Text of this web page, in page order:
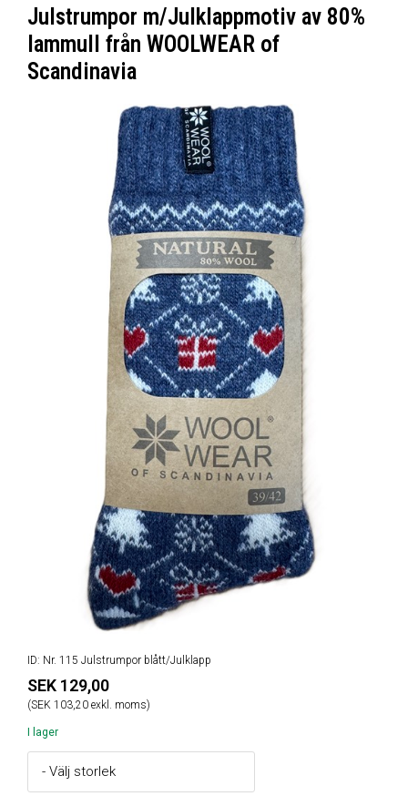
Julstrumpor m/Julklappmotiv av 80%
lammull från WOOLWEAR of
Scandinavia
ID: Nr. 115 Julstrumpor blått/Julklapp
SEK 129,00
(SEK 103,20 exkl. moms)
I lager